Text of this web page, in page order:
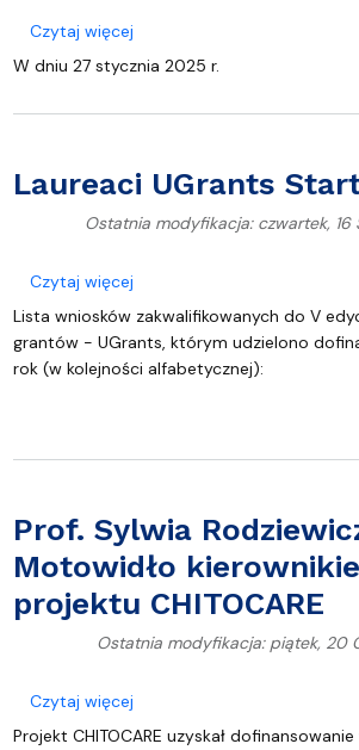
Czytaj więcejo Konkurs na finansowanie
W dniu 27 stycznia 2025 r.
Laureaci UGrants
Ostatnia modyfikacja: czwartek, 16
Czytaj więcejo Laureaci UGrants Start
Lista wniosków zakwalifikowanych do V
grantów - UGrants, którym udzielono
rok (w kolejności alfabetycznej):
Prof. Sylwia
Motowidło
projektu CHITOCARE
Ostatnia modyfikacja: piątek, 20
Czytaj więcejo Prof. Sylwia Rodziewicz-
Projekt CHITOCARE uzyskał